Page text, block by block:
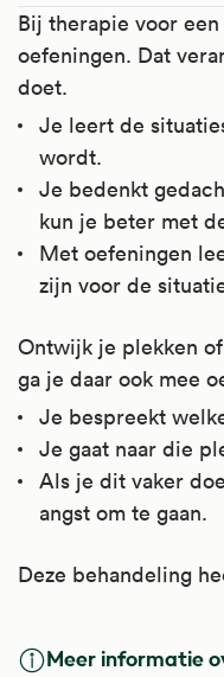
Bij therapie voor
oefeningen. Dat
doet.
Je leert de
wordt.
Je bedenkt
kun je beter met
Met oefeningen
zijn voor de
Ontwijk je plekken
ga je daar ook mee
Je bespreekt
Je gaat naar die
Als je dit vaker
angst om te gaan.
Deze behandeling
Meer informatie